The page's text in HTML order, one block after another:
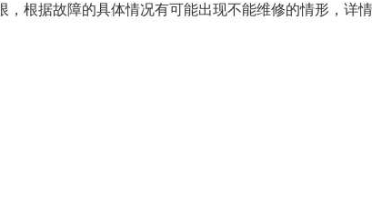
根据故障的具体情况有可能出现不能维修的情形，详